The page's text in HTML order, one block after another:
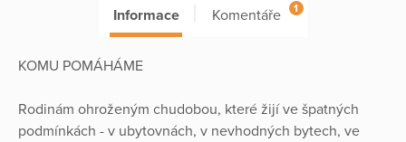
Informace Komentáře 1
KOMU POMÁHÁME
Rodinám ohroženým chudobou, které žijí ve špatných
podmínkách - v ubytovnách, v nevhodných bytech, ve